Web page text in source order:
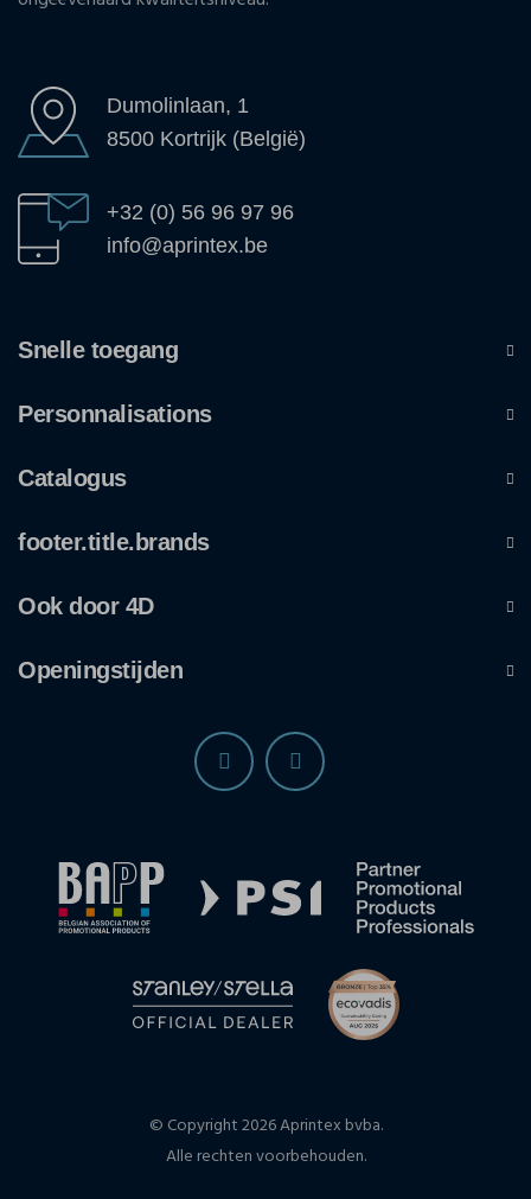
Dumolinlaan, 1
8500 Kortrijk (België)
+32 (0) 56 96 97 96
info@aprintex.be
Snelle toegang
Personnalisations
Catalogus
footer.title.brands
Ook door 4D
Openingstijden
© Copyright 2026 Aprintex bvba.
Alle rechten voorbehouden.